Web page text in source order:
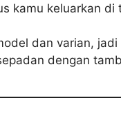
kamu keluarkan di
dan varian, jadi
dengan